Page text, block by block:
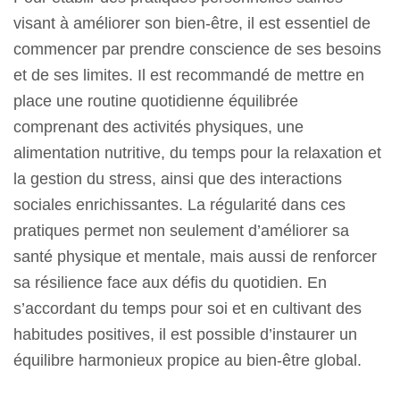
visant à améliorer son bien-être, il est essentiel de
commencer par prendre conscience de ses besoins
et de ses limites. Il est recommandé de mettre en
place une routine quotidienne équilibrée
comprenant des activités physiques, une
alimentation nutritive, du temps pour la relaxation et
la gestion du stress, ainsi que des interactions
sociales enrichissantes. La régularité dans ces
pratiques permet non seulement d’améliorer sa
santé physique et mentale, mais aussi de renforcer
sa résilience face aux défis du quotidien. En
s’accordant du temps pour soi et en cultivant des
habitudes positives, il est possible d’instaurer un
équilibre harmonieux propice au bien-être global.